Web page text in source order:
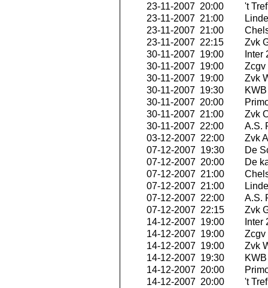
23-11-2007 20:00
't
23-11-2007 21:00
23-11-2007 21:00
23-11-2007 22:15
Zvk
30-11-2007 19:00
Inter
30-11-2007 19:00
Zcgv
30-11-2007 19:00
Zvk
30-11-2007 19:30
30-11-2007 20:00
30-11-2007 21:00
Zvk
30-11-2007 22:00
A.S.
03-12-2007 22:00
Zvk
07-12-2007 19:30
De
07-12-2007 20:00
De
07-12-2007 21:00
07-12-2007 21:00
07-12-2007 22:00
A.S.
07-12-2007 22:15
Zvk
14-12-2007 19:00
Inter
14-12-2007 19:00
Zcgv
14-12-2007 19:00
Zvk
14-12-2007 19:30
14-12-2007 20:00
14-12-2007 20:00
't